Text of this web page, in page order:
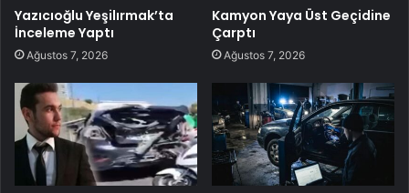
Yazıcıoğlu Yeşilırmak’ta
İnceleme Yaptı
Ağustos 7, 2026
Kamyon Yaya Üst Geçidine
Çarptı
Ağustos 7, 2026